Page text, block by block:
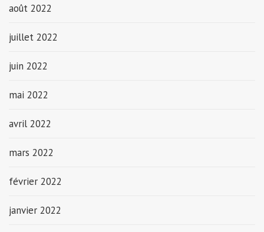
août 2022
juillet 2022
juin 2022
mai 2022
avril 2022
mars 2022
février 2022
janvier 2022